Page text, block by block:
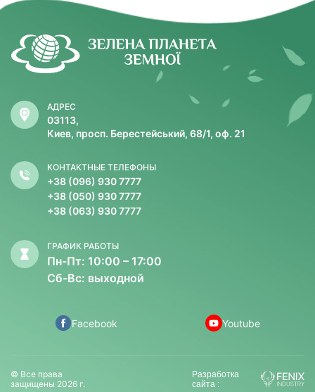
АДРЕС
03113,
Киев, просп. Берестейський, 68/1, оф. 21
КОНТАКТНЫЕ ТЕЛЕФОНЫ
+38 (096) 930 7777
+38 (050) 930 7777
+38 (063) 930 7777
ГРАФИК РАБОТЫ
Пн-Пт: 10:00 – 17:00
Сб-Вс: выходной
Facebook Youtube
© Все права
защищены 2026 г.
Разработка
сайта :